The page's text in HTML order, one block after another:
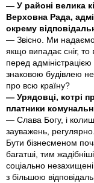
— У районі велика
Верховна Рада,
окрему
— Звісно. Ми надаємо
якщо випадає сніг,
перед
знаковою будівлею
про всю країну?
— Урядовці, котрі
платники
— Слава Богу, і
зауважень,
Бути бізнесменом
багатші, тим
соціально
з більшою